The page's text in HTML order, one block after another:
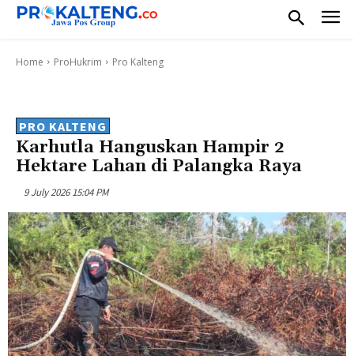
Home ProHukrim Pro Kalteng
PRO KALTENG
Karhutla Hanguskan Hampir 2
Hektare Lahan di Palangka Raya
9 July 2026 15:04 PM